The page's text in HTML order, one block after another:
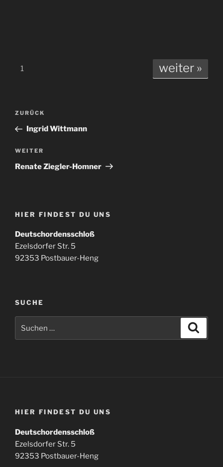
1 weiter »
Beitragsnavigation
Vorheriger
Beitrag
ZURÜCK
Ingrid Wittmann
Nächster
Beitrag
WEITER
Renate Ziegler-Homner
HIER FINDEST DU UNS
Deutschordensschloß
Ezelsdorfer Str. 5
92353 Postbauer-Heng
SUCHE
HIER FINDEST DU UNS
Deutschordensschloß
Ezelsdorfer Str. 5
92353 Postbauer-Heng